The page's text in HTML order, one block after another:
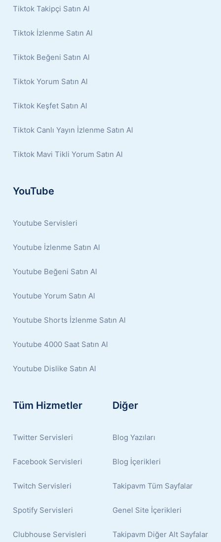
Tiktok Takipçi Satın Al
Tiktok İzlenme Satın Al
Tiktok Beğeni Satın Al
Tiktok Yorum Satın Al
Tiktok Keşfet Satın Al
Tiktok Canlı Yayın İzlenme Satın Al
Tiktok Mavi Tikli Yorum Satın Al
YouTube
Youtube Servisleri
Youtube İzlenme Satın Al
Youtube Beğeni Satın Al
Youtube Yorum Satın Al
Youtube Shorts İzlenme Satın Al
Youtube 4000 Saat Satın Al
Youtube Dislike Satın Al
Tüm Hizmetler
Twitter Servisleri
Facebook Servisleri
Twitch Servisleri
Spotify Servisleri
Clubhouse Servisleri
Diğer
Blog Yazıları
Blog İçerikleri
Takipavm Tüm Sayfalar
Genel Site İçerikleri
Takipavm Diğer Alt Sayfalar